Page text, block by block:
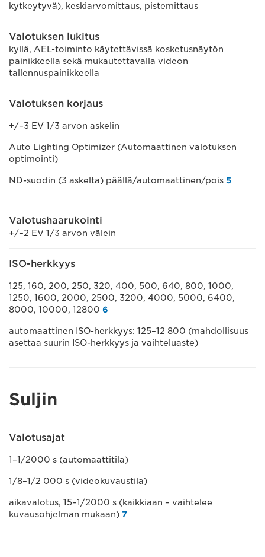
kytkeytyvä), keskiarvomittaus, pistemittaus
Valotuksen lukitus
kyllä, AEL-toiminto käytettävissä kosketusnäytön
painikkeella sekä mukautettavalla videon
tallennuspainikkeella
Valotuksen korjaus
+/–3 EV 1/3 arvon askelin
Auto Lighting Optimizer (Automaattinen valotuksen
optimointi)
ND-suodin (3 askelta) päällä/automaattinen/pois 5
Valotushaarukointi
+/–2 EV 1/3 arvon välein
ISO-herkkyys
125, 160, 200, 250, 320, 400, 500, 640, 800, 1000,
1250, 1600, 2000, 2500, 3200, 4000, 5000, 6400,
8000, 10000, 12800 6
automaattinen ISO-herkkyys: 125–12 800 (mahdollisuus
asettaa suurin ISO-herkkyys ja vaihteluaste)
Suljin
Valotusajat
1–1/2000 s (automaattitila)
1/8–1/2 000 s (videokuvaustila)
aikavalotus, 15–1/2000 s (kaikkiaan – vaihtelee
kuvausohjelman mukaan) 7